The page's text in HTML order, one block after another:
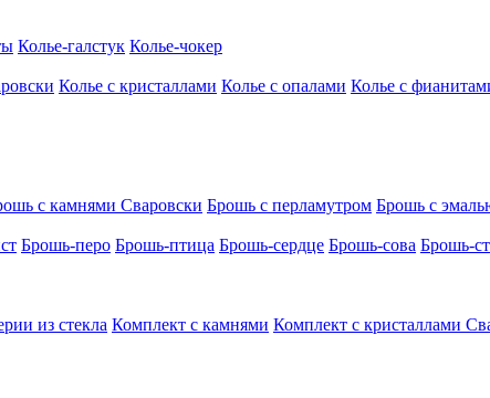
Колье-галстук Колье-чокер
Колье с кристаллами Колье с опалами Колье с
с камнями Сваровски Брошь с перламутром Брошь с
Брошь-перо Брошь-птица Брошь-сердце Брошь-сова Брошь-
из стекла Комплект с камнями Комплект с кристаллами